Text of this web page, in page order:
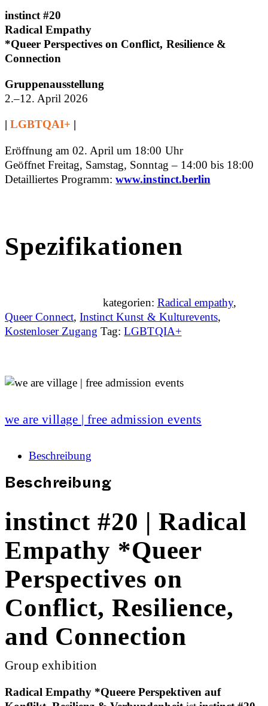
instinct #20
Radical Empathy
*Queer Perspectives on Conflict, Resilience &
Connection
Gruppenausstellung
2.–12. April 2026
|LGBTQAI+ |
Eröffnung am 02. April um 18:00 Uhr
Geöffnet Freitag, Samstag, Sonntag – 14:00 bis 18:00
Detailliertes Programm:www.instinct.berlin
Spezifikationen
kategorien: Radical empathy,
Queer Connect,Instinct Kunst & Kulturevents,
Kostenloser Zugang Tag: LGBTQIA+
we are village | free admission events
Beschreibung
Beschreibung
instinct #20 | Radical
Empathy *Queer
Perspectives on
Conflict, Resilience,
and Connection
Group exhibition
Radical Empathy *Queere Perspektiven auf